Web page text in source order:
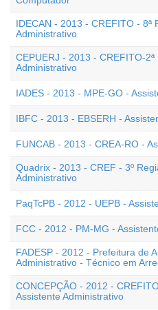
IDECAN - 2013 - CREFITO - 8ª
Administrativo
CEPUERJ - 2013 - CREFITO-
Administrativo
IADES - 2013 - MPE-GO -
IBFC - 2013 - EBSERH -
FUNCAB - 2013 - CREA-RO -
Quadrix - 2013 - CREF - 3º
Administrativo
PaqTcPB - 2012 - UEPB -
FCC - 2012 - PM-MG -
FADESP - 2012 - Prefeitura de
Administrativo - Técnico em
CONCEPÇÃO - 2012 -
Assistente Administrativo